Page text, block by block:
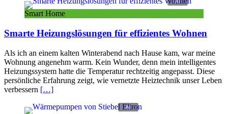
Smart Home
Smarte Heizungslösungen für effizientes Wohnen
Als ich an einem kalten Winterabend nach Hause kam, war meine
Wohnung angenehm warm. Kein Wunder, denn mein intelligentes
Heizungssystem hatte die Temperatur rechtzeitig angepasst. Diese
persönliche Erfahrung zeigt, wie vernetzte Heiztechnik unser Leben
verbessern […]